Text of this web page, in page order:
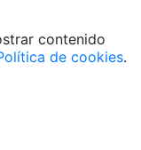
contenido
de cookies.